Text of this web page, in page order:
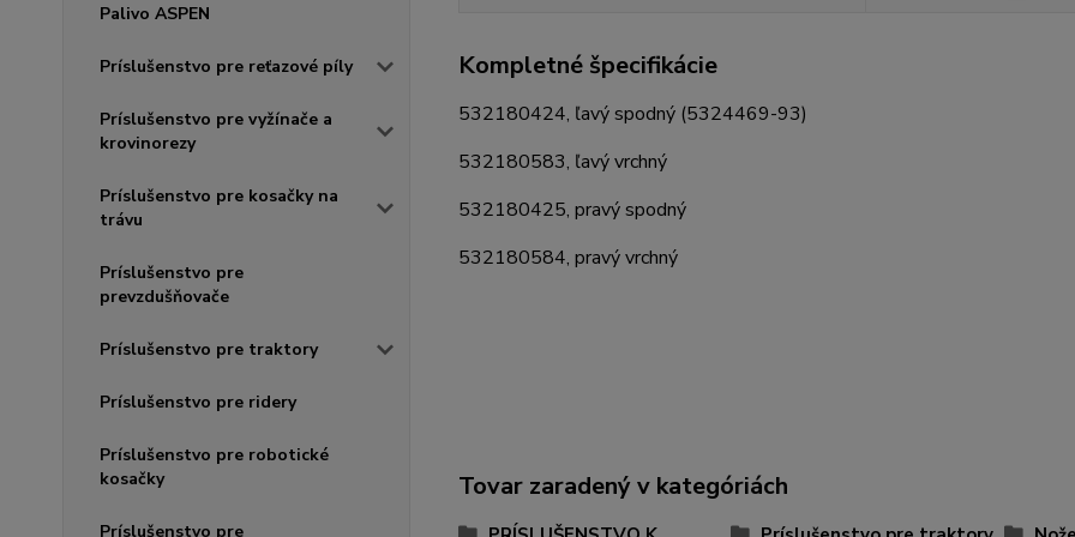
Palivo ASPEN
Príslušenstvo pre reťazové píly
Príslušenstvo pre vyžínače a
krovinorezy
Príslušenstvo pre kosačky na
trávu
Príslušenstvo pre
prevzdušňovače
Príslušenstvo pre traktory
Príslušenstvo pre ridery
Príslušenstvo pre robotické
kosačky
Príslušenstvo pre
Kompletné špecifikácie
532180424, ľavý spodný (5324469-93)
532180583, ľavý vrchný
532180425, pravý spodný
532180584, pravý vrchný
Tovar zaradený v kategóriách